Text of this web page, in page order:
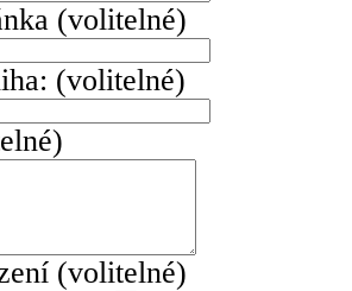
(volitelné)
(volitelné)
(volitelné)